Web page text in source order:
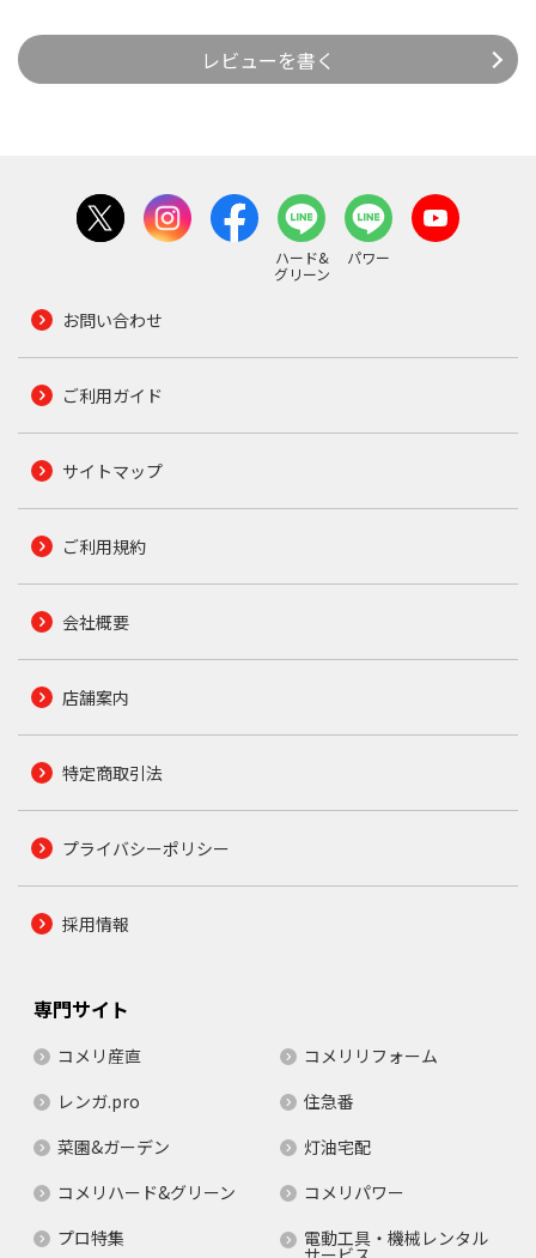
レビューを書く
ハード&
グリーン
パワー
お問い合わせ
ご利用ガイド
サイトマップ
ご利用規約
会社概要
店舗案内
特定商取引法
プライバシーポリシー
採用情報
専門サイト
コメリ産直
コメリリフォーム
レンガ.pro
住急番
菜園&ガーデン
灯油宅配
コメリハード&グリーン
コメリパワー
プロ特集
電動工具・機械レンタル